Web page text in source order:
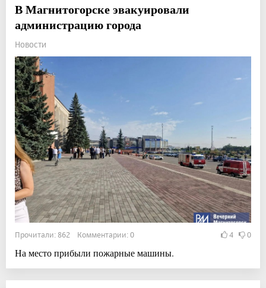
В Магнитогорске эвакуировали
администрацию города
Новости
Прочитали: 862 Комментарии: 0 4 0
На место прибыли пожарные машины.